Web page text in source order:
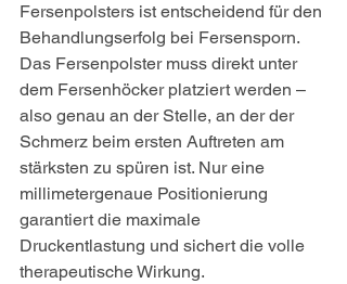
Fersenpolsters ist entscheidend für den
Behandlungserfolg bei Fersensporn.
Das Fersenpolster muss direkt unter
dem Fersenhöcker platziert werden –
also genau an der Stelle, an der der
Schmerz beim ersten Auftreten am
stärksten zu spüren ist. Nur eine
millimetergenaue Positionierung
garantiert die maximale
Druckentlastung und sichert die volle
therapeutische Wirkung.